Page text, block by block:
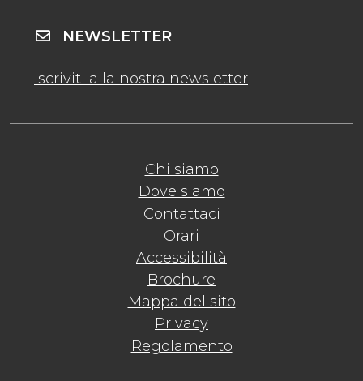
Chi siamo
Dove siamo
Contattaci
Orari
Accessibilità
Brochure
Mappa del sito
Privacy
Regolamento
NEWSLETTER
Iscriviti alla nostra newsletter